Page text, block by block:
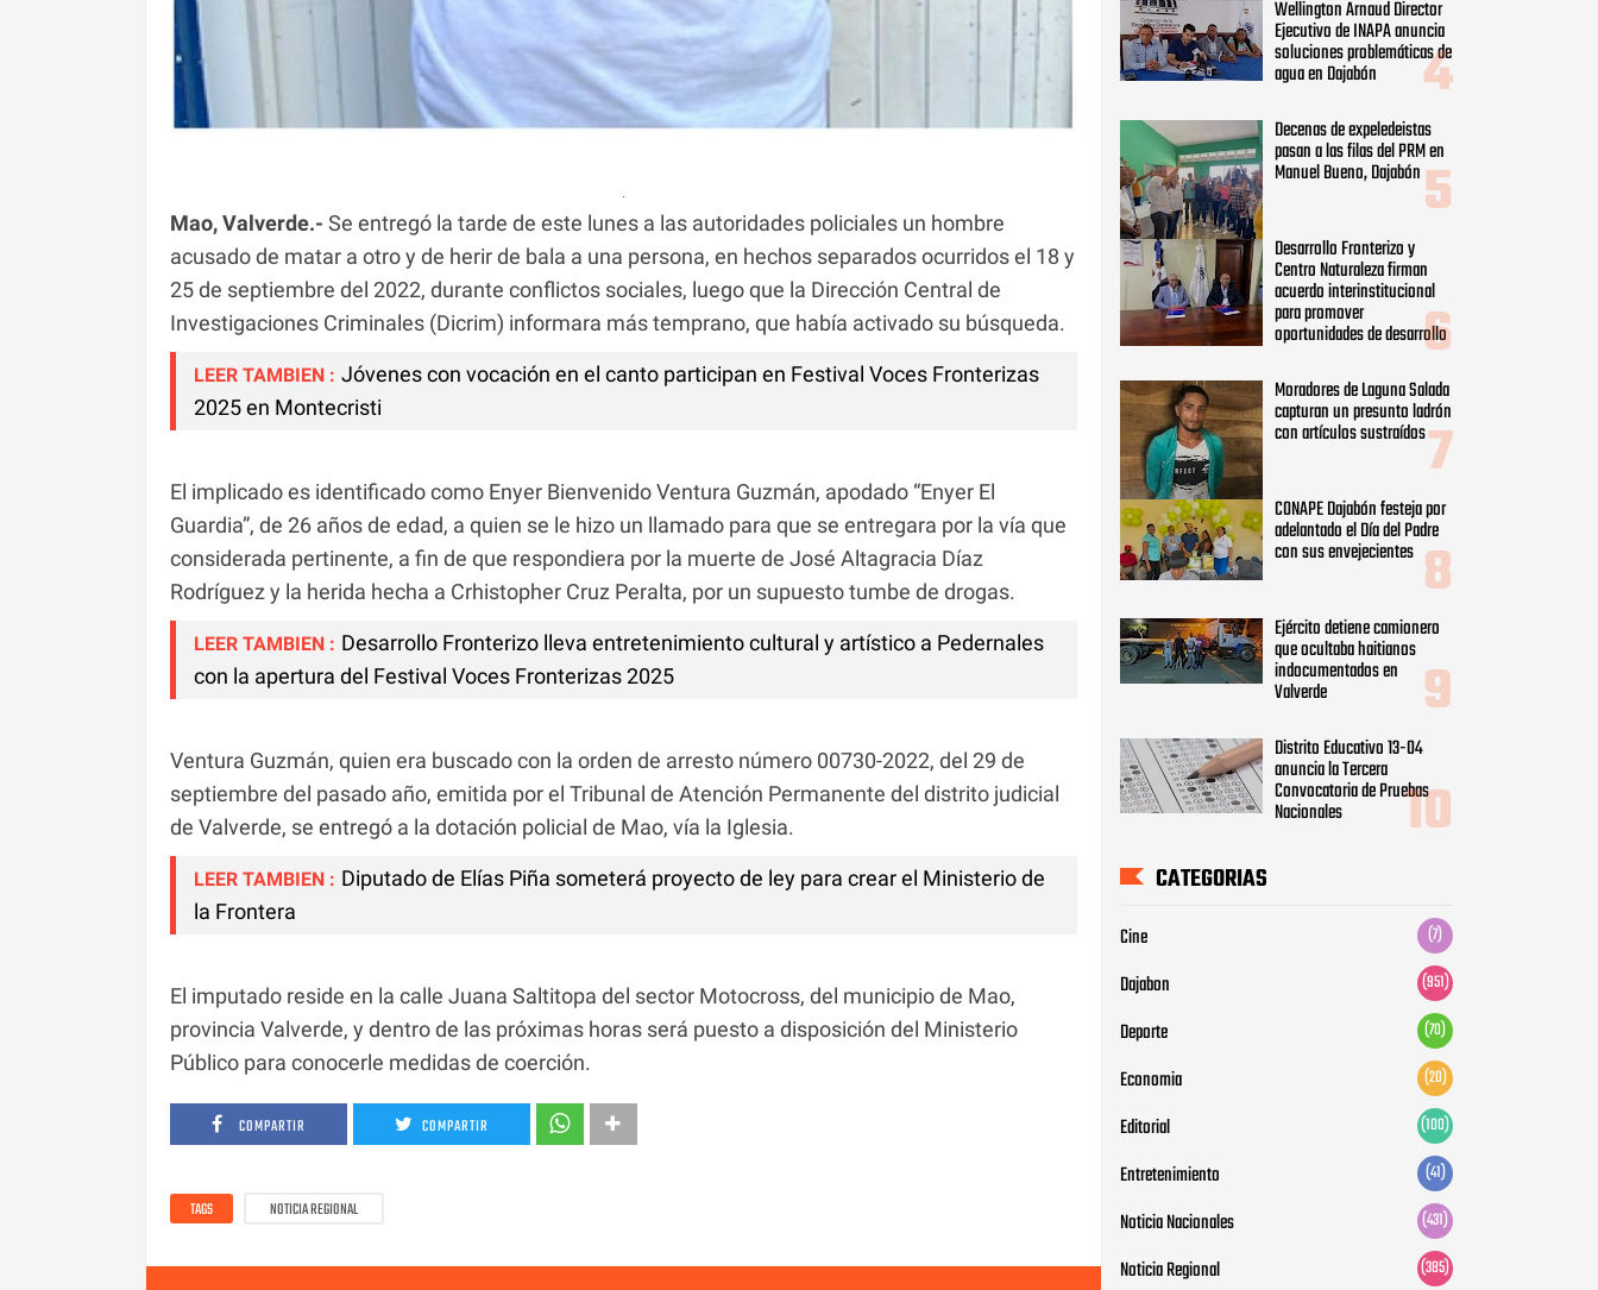
Mao, Valverde.- Se entregó la tarde de este lunes a las autoridades policiales un hombre
acusado de matar a otro y de herir de bala a una persona, en hechos separados ocurridos el 18 y
25 de septiembre del 2022, durante conflictos sociales, luego que la Dirección Central de
Investigaciones Criminales (Dicrim) informara más temprano, que había activado su búsqueda.
LEER TAMBIEN : Jóvenes con vocación en el canto participan en Festival Voces Fronterizas
2025 en Montecristi
El implicado es identificado como Enyer Bienvenido Ventura Guzmán, apodado “Enyer El
Guardia”, de 26 años de edad, a quien se le hizo un llamado para que se entregara por la vía que
considerada pertinente, a fin de que respondiera por la muerte de José Altagracia Díaz
Rodríguez y la herida hecha a Crhistopher Cruz Peralta, por un supuesto tumbe de drogas.
LEER TAMBIEN : Desarrollo Fronterizo lleva entretenimiento cultural y artístico a Pedernales
con la apertura del Festival Voces Fronterizas 2025
Ventura Guzmán, quien era buscado con la orden de arresto número 00730-2022, del 29 de
septiembre del pasado año, emitida por el Tribunal de Atención Permanente del distrito judicial
de Valverde, se entregó a la dotación policial de Mao, vía la Iglesia.
LEER TAMBIEN : Diputado de Elías Piña someterá proyecto de ley para crear el Ministerio de
la Frontera
El imputado reside en la calle Juana Saltitopa del sector Motocross, del municipio de Mao,
provincia Valverde, y dentro de las próximas horas será puesto a disposición del Ministerio
Público para conocerle medidas de coerción.
COMPARTIR COMPARTIR
TAGS NOTICIA REGIONAL
Desarrollo Fronterizo y
Centro Naturaleza firman
acuerdo interinstitucional
oportunidades de desarrollo
Moradores de Laguna Salada
capturan un presunto ladrón
CONAPE Dajabón festeja por
adelantado el Día del Padre
con sus envejecientes
Ejército detiene camionero
que ocultaba haitianos
Distrito Educativo 13-04
anuncia la Tercera
Convocatoria de Pruebas
CATEGORIAS
Dajabon
Deporte (70)
Economia
(41)
(431)
(385)
(62)
(599)
(3)
FORMULARIO DE CONTACTO